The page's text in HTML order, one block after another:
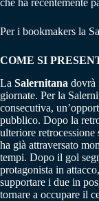
che ha recentemente
Per i bookmakers la
COME SI
La Salernitana dovrà
giornate. Per la
consecutiva,
pubblico. Dopo la
ulteriore retrocessione
ha già attraversato
tempi. Dopo il gol
protagonista in
supportare i due in
tornare a occupare il